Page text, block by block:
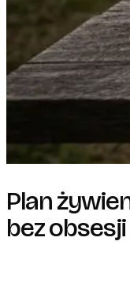
Plan
bez obsesji